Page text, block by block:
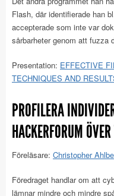
Flash, där identifierade han
accepterade som inte var
sårbarheter genom att fuzza
Presentation: EFFECTIVE
TECHNIQUES AND
PROFILERA
HACKERFORUM
Föreläsare: Christopher
Föredraget handlar om att
lämnar mindre och mindre